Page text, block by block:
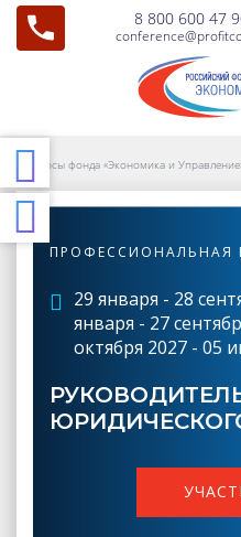
8 800 600 47
Курсы фонда «Экономика и
ПРОФЕССИОНАЛЬНАЯ
29 января - 28
января - 27
октября 2027 - 05